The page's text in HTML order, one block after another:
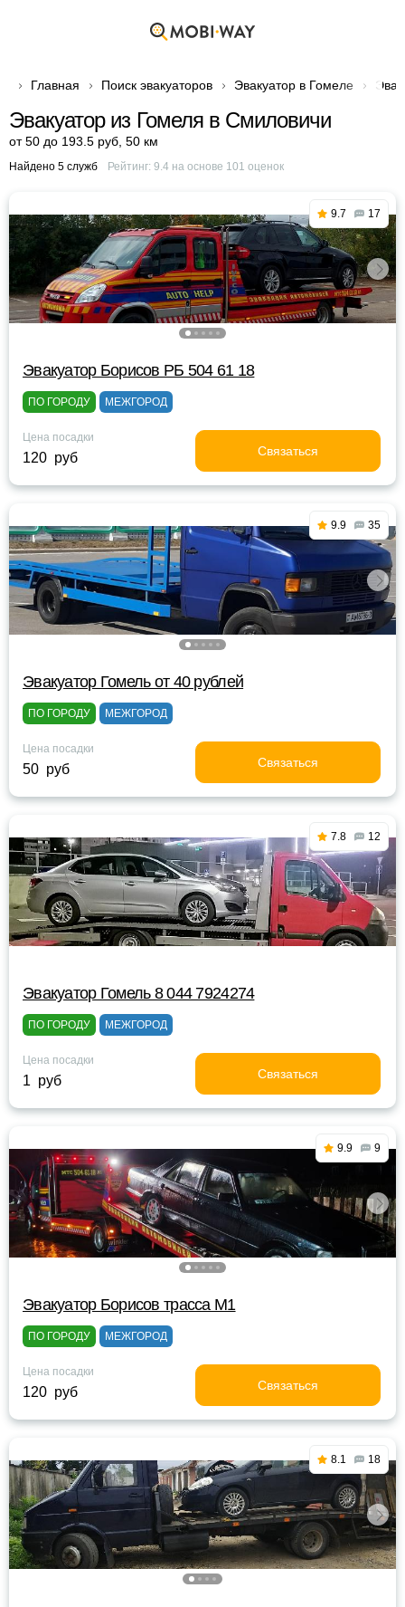
Главная Поиск эвакуаторов Эвакуатор в Гомеле
Эвакуатор из Гомеля в Смиловичи
от 50 до 193.5 руб 50 км
Найдено 5 служб Рейтинг: 9.4на основе 101 оценок
9.7 17
Эвакуатор Борисов РБ 504 61 18
ПО ГОРОДУ МЕЖГОРОД
Цена посадки
120 руб Связаться
9.9 35
Эвакуатор Гомель от 40 рублей
ПО ГОРОДУ МЕЖГОРОД
Цена посадки
50 руб Связаться
7.8 12
Эвакуатор Гомель 8 044 7924274
ПО ГОРОДУ МЕЖГОРОД
Цена посадки
1 руб Связаться
9.9 9
Эвакуатор Борисов трасса М1
ПО ГОРОДУ МЕЖГОРОД
Цена посадки
120 руб Связаться
8.1 18